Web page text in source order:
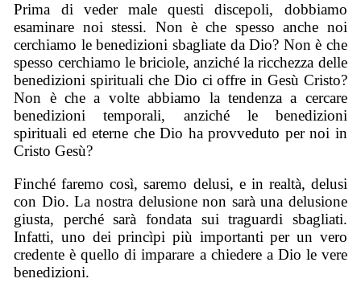
Prima di veder male questi discepoli, dobbiamo
esaminare noi stessi. Non è che spesso anche noi
cerchiamo le benedizioni sbagliate da Dio? Non è che
spesso cerchiamo le briciole, anziché la ricchezza delle
benedizioni spirituali che Dio ci offre in Gesù Cristo?
Non è che a volte abbiamo la tendenza a cercare
benedizioni temporali, anziché le benedizioni
spirituali ed eterne che Dio ha provveduto per noi in
Cristo Gesù?
Finché faremo così, saremo delusi, e in realtà, delusi
con Dio. La nostra delusione non sarà una delusione
giusta, perché sarà fondata sui traguardi sbagliati.
Infatti, uno dei princìpi più importanti per un vero
credente è quello di imparare a chiedere a Dio le vere
benedizioni.